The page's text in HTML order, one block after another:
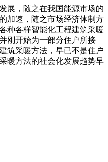
，随之在我国能源市场的
加速，随之市场经济体制方
种各样智能化工程建筑采暖
刚开始为一部分住户所接
筑采暖方法，早已不是住户
暖方法的社会化发展趋势早